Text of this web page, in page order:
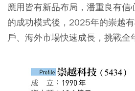
應用皆有新品布局，潘重良有信
的成功模式後，2025年的崇越
戶、海外市場快速成長，挑戰全